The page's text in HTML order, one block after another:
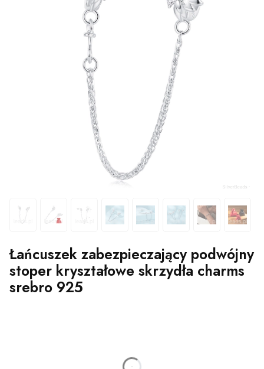
Łańcuszek zabezpieczający podwójny
stoper kryształowe skrzydła charms
srebro 925
godzin